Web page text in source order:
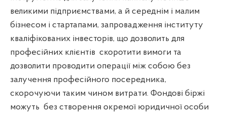
великими підприємствами, а й середнім і малим
бізнесом і стартапами, запровадження інституту
кваліфікованих інвесторів, що дозволить для
професійних клієнтів скоротити вимоги та
дозволити проводити операції між собою без
залучення професійного посередника,
скорочуючи таким чином витрати. Фондові біржі
можуть без створення окремої юридичної особи